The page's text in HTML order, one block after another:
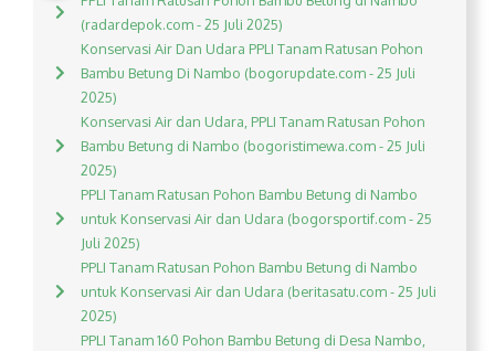
(radardepok.com - 25 Juli 2025)
Konservasi Air Dan Udara PPLI Tanam Ratusan Pohon
Bambu Betung Di Nambo (bogorupdate.com - 25 Juli
2025)
Konservasi Air dan Udara, PPLI Tanam Ratusan Pohon
Bambu Betung di Nambo (bogoristimewa.com - 25 Juli
2025)
PPLI Tanam Ratusan Pohon Bambu Betung di Nambo
untuk Konservasi Air dan Udara (bogorsportif.com - 25
Juli 2025)
PPLI Tanam Ratusan Pohon Bambu Betung di Nambo
untuk Konservasi Air dan Udara (beritasatu.com - 25 Juli
2025)
PPLI Tanam 160 Pohon Bambu Betung di Desa Nambo,